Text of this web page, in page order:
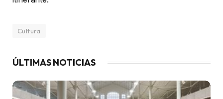
Cultura
ÚLTIMAS NOTICIAS